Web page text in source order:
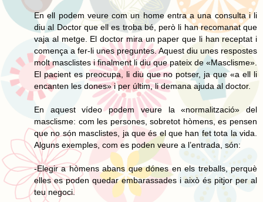
En ell podem veure com un home entra a una consulta i li
diu al Doctor que ell es troba bé, però li han recomanat que
vaja al metge. El doctor mira un paper que li han receptat i
comença a fer-li unes preguntes. Aquest diu unes respostes
molt masclistes i finalment li diu que pateix de «Masclisme».
El pacient es preocupa, li diu que no potser, ja que «a ell li
encanten les dones» i per últim, li demana ajuda al doctor.
En aquest vídeo podem veure la «normalització» del
masclisme: com les persones, sobretot hòmens, es pensen
que no són masclistes, ja que és el que han fet tota la vida.
Alguns exemples, com es poden veure a l’entrada, són:
-Elegir a hòmens abans que dónes en els treballs, perquè
elles es poden quedar embarassades i això és pitjor per al
teu negoci.